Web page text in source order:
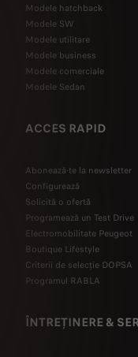
Modele hatchback
Modele SW
Modele utilitare
Modele business
Modele comerciale
Modele Sedan
ACCES RAPID
Abonează-te la newsletter
Configurează
Solicită o ofertă
Programează un Test Drive
Electromobilitate Peugeot
Boutique Lifestyle
Criterii de selecție DOPSA
Programul RABLA
ÎNTREȚINERE &